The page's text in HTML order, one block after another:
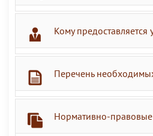
Кому предоставляется
Перечень
Нормативно-